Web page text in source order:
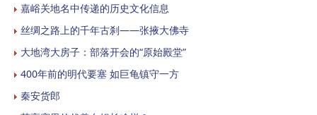
嘉峪关地名中传递的历史文化信息
丝绸之路上的千年古刹——张掖大佛寺
大地湾大房子：部落开会的“原始殿堂”
400年前的明代要塞 如巨龟镇守一方
秦安货郎